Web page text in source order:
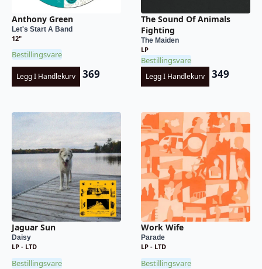
Anthony Green
Let's Start A Band
12"
Bestillingsvare
Legg I Handlekurv 369
The Sound Of Animals
Fighting
The Maiden
LP
Bestillingsvare
Legg I Handlekurv 349
Jaguar Sun
Daisy
LP - LTD
Bestillingsvare
Work Wife
Parade
LP - LTD
Bestillingsvare